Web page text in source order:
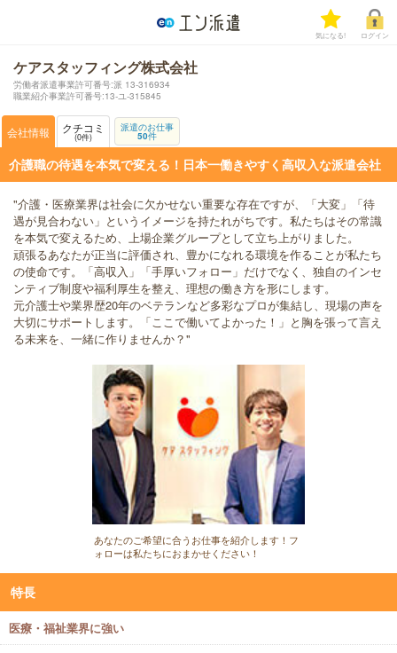
気になる! ログイン
ケアスタッフィング株式会社
労働者派遣事業許可番号:派 13-316934
職業紹介事業許可番号:13‐ユ‐315845
会社情報 クチコミ
0件
派遣のお仕事
50件
介護職の待遇を本気で変える！日本一働きやすく高収入な派遣会社
"介護・医療業界は社会に欠かせない重要な存在ですが、「大変」「待
遇が見合わない」というイメージを持たれがちです。私たちはその常識
を本気で変えるため、上場企業グループとして立ち上がりました。
頑張るあなたが正当に評価され、豊かになれる環境を作ることが私たち
の使命です。「高収入」「手厚いフォロー」だけでなく、独自のインセ
ンティブ制度や福利厚生を整え、理想の働き方を形にします。
元介護士や業界歴20年のベテランなど多彩なプロが集結し、現場の声を
大切にサポートします。「ここで働いてよかった！」と胸を張って言え
る未来を、一緒に作りませんか？"
あなたのご希望に合うお仕事を紹介します！フ
ォローは私たちにおまかせください！
特長
医療・福祉業界に強い